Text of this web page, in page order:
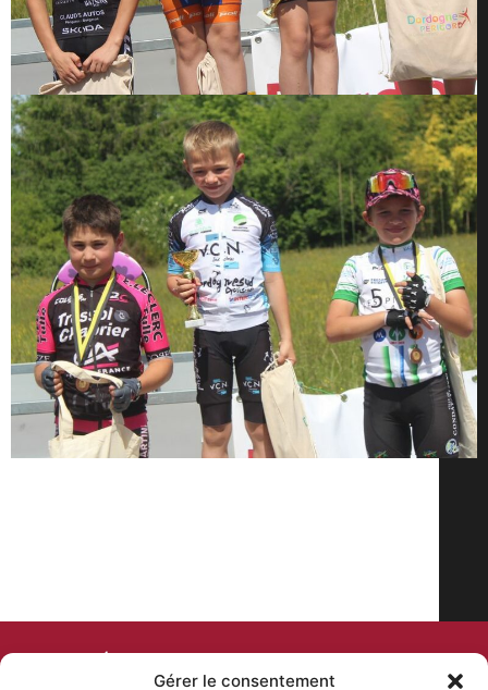
Gérer le consentement
COMITÉ DEPARTEMENTAL